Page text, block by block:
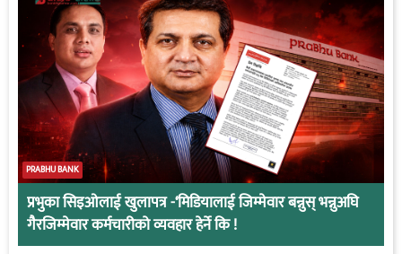
PRABHU BANK
प्रभुका सिइओलाई खुलापत्र -‘मिडियालाई जिम्मेवार बन्नुस् भन्नुअघि
गैरजिम्मेवार कर्मचारीको व्यवहार हेर्ने कि !